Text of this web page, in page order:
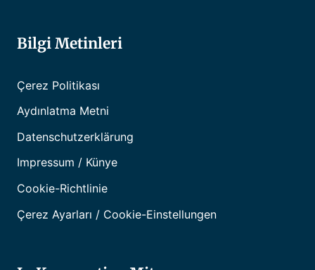
Bilgi Metinleri
Çerez Politikası
Aydınlatma Metni
Datenschutzerklärung
Impressum / Künye
Cookie-Richtlinie
Çerez Ayarları / Cookie-Einstellungen